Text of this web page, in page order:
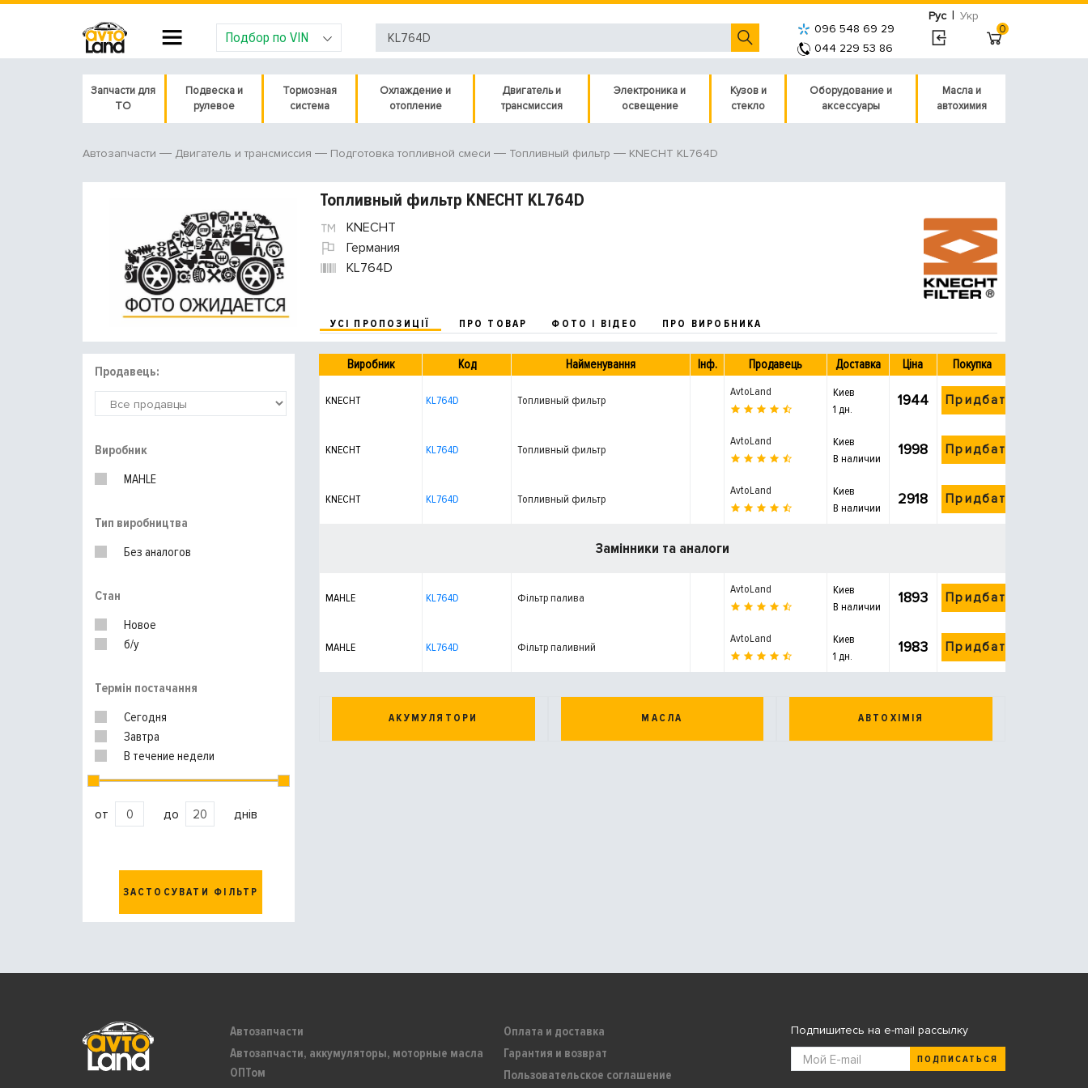
Рус | Укр
Подбор по VIN
096 548 69 29
044 229 53 86
0
Запчасти для
ТО
Подвеска и
рулевое
Тормозная
система
Охлаждение и
отопление
Двигатель и
трансмиссия
Электроника и
освещение
Кузов и
стекло
Оборудование и
аксессуары
Масла и
автохимия
Автозапчасти Двигатель и трансмиссия Подготовка топливной смеси Топливный фильтр KNECHT KL764D
Топливный фильтр KNECHT KL764D
KNECHT
Германия
KL764D
УСІ ПРОПОЗИЦІЇ ПРО ТОВАР ФОТО І ВІДЕО ПРО ВИРОБНИКА
Продавець:
Виробник
MAHLE
Тип виробництва
Без аналогов
Стан
Новое
б/у
Термін постачання
Сегодня
Завтра
В течение недели
от до днів
ЗАСТОСУВАТИ ФІЛЬТР
Виробник Код Найменування Інф. Продавець Доставка Ціна Покупка
KNECHT KL764D Топливный фильтр
AvtoLand
Киев
1 дн.
1944 Придбати
KNECHT KL764D Топливный фильтр
AvtoLand
Киев
В наличии
1998 Придбати
KNECHT KL764D Топливный фильтр
AvtoLand
Киев
В наличии
2918 Придбати
Замінники та аналоги
MAHLE KL764D Фільтр палива
AvtoLand
Киев
В наличии
1893 Придбати
MAHLE KL764D Фільтр паливний
AvtoLand
Киев
1 дн.
1983 Придбати
АКУМУЛЯТОРИ МАСЛА АВТОХІМІЯ
Автозапчасти
Автозапчасти, аккумуляторы, моторные масла
ОПТом
Оплата и доставка
Гарантия и возврат
Пользовательское соглашение
Подпишитесь на e-mail рассылку
ПОДПИСАТЬСЯ